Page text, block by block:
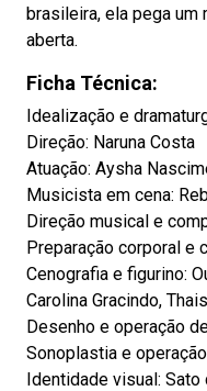
brasileira, ela pega um
aberta.
Ficha Técnica:
Idealização e
Direção: Naruna Costa
Atuação: Aysha
Musicista em cena:
Direção musical e
Preparação corporal e
Cenografia e figurino:
Carolina Gracindo,
Desenho e operação
Sonoplastia e
Identidade visual: Sato